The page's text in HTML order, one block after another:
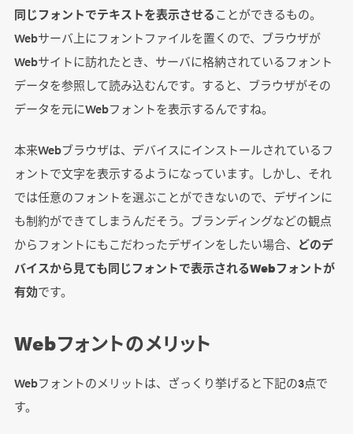
同じフォントでテキストを表示させることができるもの。
Webサーバ上にフォントファイルを置くので、ブラウザが
Webサイトに訪れたとき、サーバに格納されているフォント
データを参照して読み込むんです。すると、ブラウザがその
データを元にWebフォントを表示するんですね。
本来Webブラウザは、デバイスにインストールされているフ
ォントで文字を表示するようになっています。しかし、それ
では任意のフォントを選ぶことができないので、デザインに
も制約ができてしまうんだそう。ブランディングなどの観点
からフォントにもこだわったデザインをしたい場合、 どのデ
バイスから見ても同じフォントで表示されるWebフォントが
有効です。
Webフォントのメリット
Webフォントのメリットは、ざっくり挙げると下記の3点で
す。